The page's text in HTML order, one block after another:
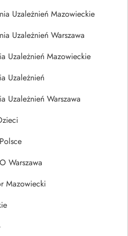
Uzależnień Mazowieckie
Uzależnień Warszawa
Uzależnień Mazowieckie
Uzależnień
Uzależnień Warszawa
Warszawa
Mazowiecki